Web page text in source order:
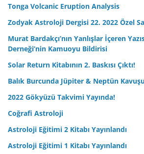
Tonga Volcanic Eruption Analysis
Zodyak Astroloji Dergisi 22. 2022 Özel
Murat Bardakçı’nın Yanlışlar İçeren
Derneği’nin Kamuoyu Bildirisi
Solar Return Kitabının 2. Baskısı Çıktı!
Balık Burcunda Jüpiter & Neptün
2022 Gökyüzü Takvimi Yayında!
Coğrafi Astroloji
Astroloji Eğitimi 2 Kitabı Yayınlandı
Astroloji Eğitimi 1 Kitabı Yayınlandı